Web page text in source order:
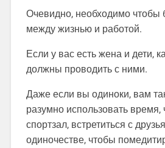
Очевидно, необходимо чтобы
между жизнью и работой.
Если у вас есть жена и дети,
должны проводить с ними.
Даже если вы одиноки, вам
разумно использовать время,
спортзал, встретиться с
одиночестве, чтобы